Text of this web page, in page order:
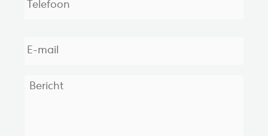
mail *
Bericht *